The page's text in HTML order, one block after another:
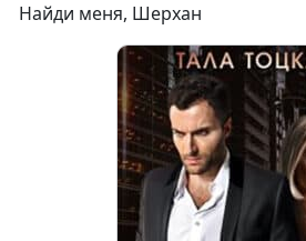
Найди меня, Шерхан